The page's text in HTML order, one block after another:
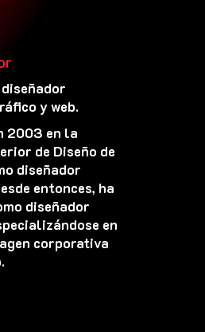
y web.
2003 en la
de Diseño de
diseñador
entonces, ha
diseñador
en
corporativa